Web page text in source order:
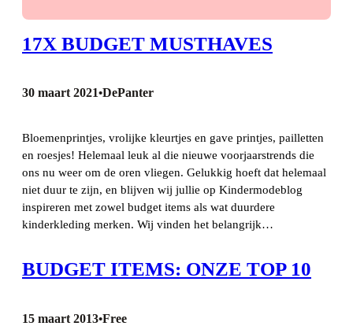
17X BUDGET MUSTHAVES
30 maart 2021•DePanter
Bloemenprintjes, vrolijke kleurtjes en gave printjes, pailletten
en roesjes! Helemaal leuk al die nieuwe voorjaarstrends die
ons nu weer om de oren vliegen. Gelukkig hoeft dat helemaal
niet duur te zijn, en blijven wij jullie op Kindermodeblog
inspireren met zowel budget items als wat duurdere
kinderkleding merken. Wij vinden het belangrijk…
BUDGET ITEMS: ONZE TOP 10
15 maart 2013•Free